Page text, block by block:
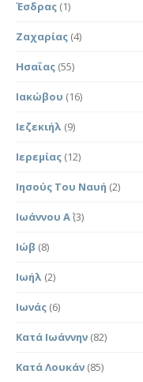
Έσδρας (1)
Ζαχαρίας (4)
Ησαΐας (55)
Ιακώβου (16)
Ιεζεκιήλ (9)
Ιερεμίας (12)
Ιησούς Του Ναυή (2)
Ιωάννου Α΄(3)
Ιώβ (8)
Ιωήλ (2)
Ιωνάς (6)
Κατά Ιωάννην (82)
Κατά Λουκάν (85)